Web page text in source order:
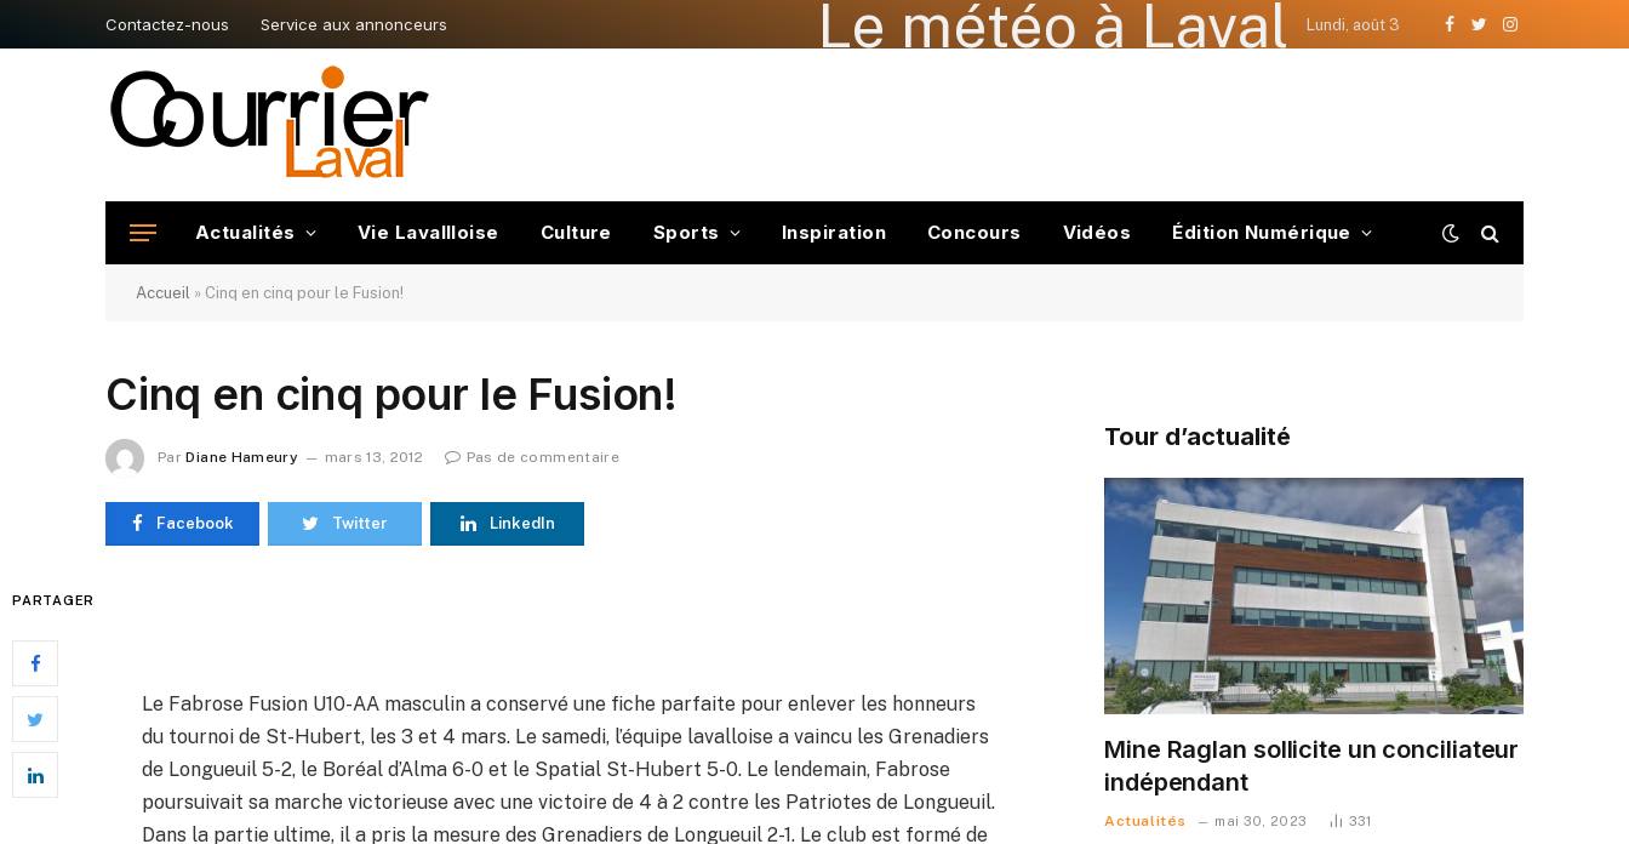
Contactez-nous Service aux annonceurs Le météo à Laval Lundi, août 3
Facebook
TwitterInstagram
Actualités Vie Lavallloise Culture Sports Inspiration Concours Vidéos Édition Numérique
Accueil » Cinq en cinq pour le Fusion!
Cinq en cinq pour le Fusion!
Par Diane Hameury mars 13, 2012 Pas de commentaire
Facebook Twitter LinkedIn
PARTAGER
Le Fabrose Fusion U10-AA masculin a conservé une fiche parfaite pour enlever les honneurs
du tournoi de St-Hubert, les 3 et 4 mars. Le samedi, l’équipe lavalloise a vaincu les Grenadiers
de Longueuil 5-2, le Boréal d’Alma 6-0 et le Spatial St-Hubert 5-0. Le lendemain, Fabrose
poursuivait sa marche victorieuse avec une victoire de 4 à 2 contre les Patriotes de Longueuil.
Dans la partie ultime, il a pris la mesure des Grenadiers de Longueuil 2-1. Le club est formé de
Tour d’actualité
Mine Raglan sollicite un conciliateur
indépendant
Actualités mai 30, 2023 331